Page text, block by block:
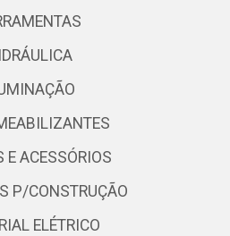
E ACESSÓRIOS
P/CONSTRUÇÃO
ELÉTRICO